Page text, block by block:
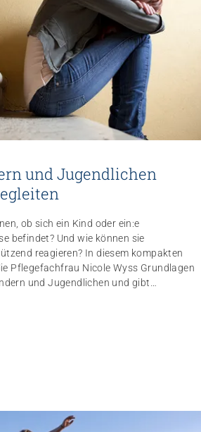
und Jugendlichen
ob sich ein Kind oder ein:e
befindet? Und wie können sie
reagieren? In diesem kompakten
Pflegefachfrau Nicole Wyss Grundlagen
und Jugendlichen und gibt